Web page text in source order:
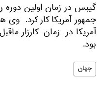
گیبس در زمان اولین
جمهور آمریکا کار کرد.
بود.
جهان